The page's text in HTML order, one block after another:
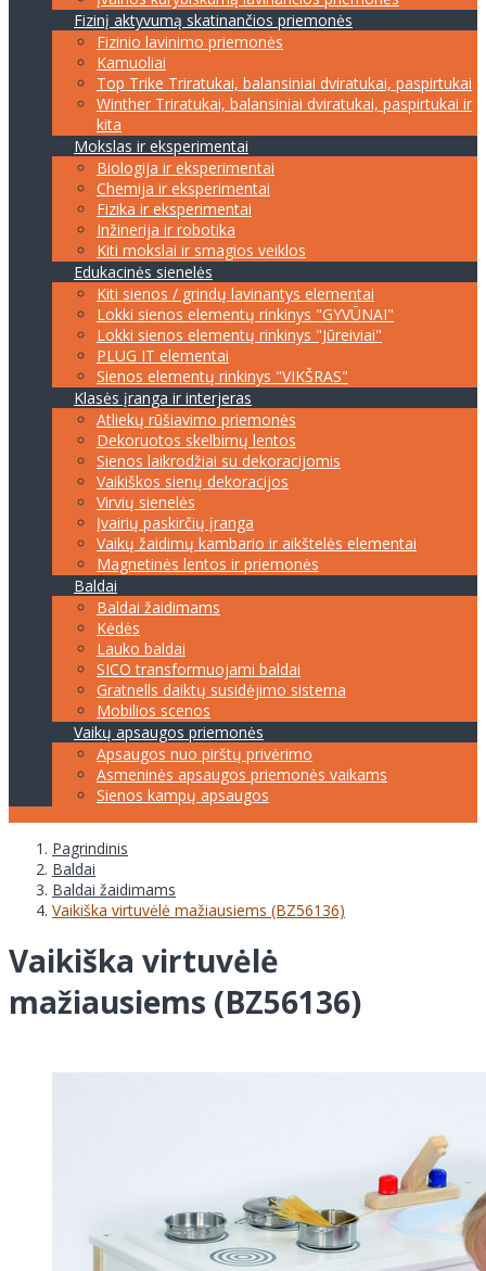
Fizinį aktyvumą skatinančios priemonės
Fizinio lavinimo priemonės
Kamuoliai
Top Trike Triratukai, balansiniai dviratukai, paspirtukai
Winther Triratukai, balansiniai dviratukai, paspirtukai ir
kita
Mokslas ir eksperimentai
Biologija ir eksperimentai
Chemija ir eksperimentai
Fizika ir eksperimentai
Inžinerija ir robotika
Kiti mokslai ir smagios veiklos
Edukacinės sienelės
Kiti sienos / grindų lavinantys elementai
Lokki sienos elementų rinkinys "GYVŪNAI"
Lokki sienos elementų rinkinys "Jūreiviai"
PLUG IT elementai
Sienos elementų rinkinys "VIKŠRAS"
Klasės įranga ir interjeras
Atliekų rūšiavimo priemonės
Dekoruotos skelbimų lentos
Sienos laikrodžiai su dekoracijomis
Vaikiškos sienų dekoracijos
Virvių sienelės
Įvairių paskirčių įranga
Vaikų žaidimų kambario ir aikštelės elementai
Magnetinės lentos ir priemonės
Baldai
Baldai žaidimams
Kėdės
Lauko baldai
SICO transformuojami baldai
Gratnells daiktų susidėjimo sistema
Mobilios scenos
Vaikų apsaugos priemonės
Apsaugos nuo pirštų privėrimo
Asmeninės apsaugos priemonės vaikams
Sienos kampų apsaugos
Pagrindinis
Baldai
Baldai žaidimams
Vaikiška virtuvėlė mažiausiems (BZ56136)
Vaikiška virtuvėlė
mažiausiems (BZ56136)